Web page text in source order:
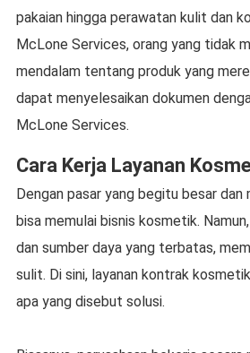
pakaian hingga perawatan kulit dan
McLone Services, orang yang tidak
mendalam tentang produk yang
dapat menyelesaikan dokumen
McLone Services.
Cara Kerja Layanan
Dengan pasar yang begitu besar dan
bisa memulai bisnis kosmetik.
dan sumber daya yang terbatas,
sulit. Di sini, layanan kontrak
apa yang disebut solusi.